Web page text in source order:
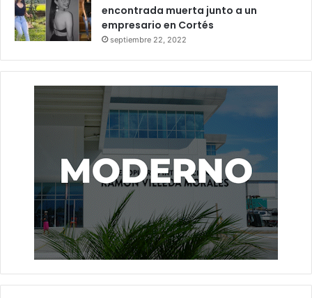
encontrada muerta junto a un
empresario en Cortés
septiembre 22, 2022